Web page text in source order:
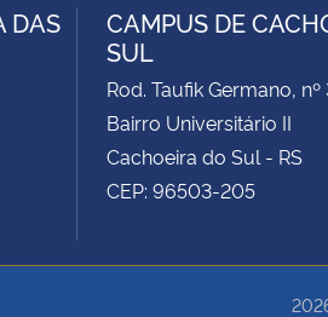
DAS
CAMPUS DE
SUL
Rod. Taufik Germano, nº
Bairro Universitário II
Cachoeira do Sul - RS
CEP: 96503-205